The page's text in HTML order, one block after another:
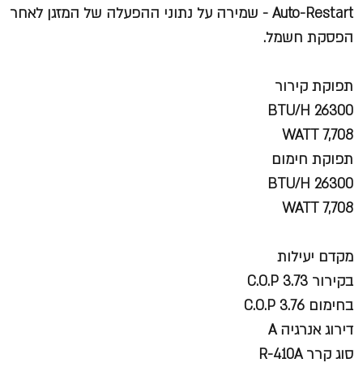
Auto-Restart - שמירה על נתוני ההפעלה של המזגן לאחר
הפסקת חשמל.
תפוקת קירור
BTU/H 26300
WATT 7,708
תפוקת חימום
BTU/H 26300
WATT 7,708
מקדם יעילות
בקירור C.O.P 3.73
בחימום C.O.P 3.76
דירוג אנרגיה A
סוג קרר R-410A